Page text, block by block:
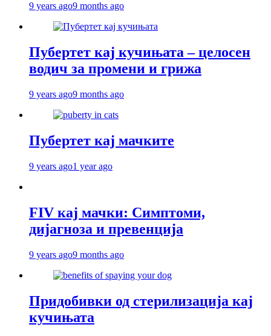
9 years ago9 months ago
Пубертет кај кучињата – целосен
водич за промени и грижа
9 years ago9 months ago
Пубертет кај мачките
9 years ago1 year ago
FIV кај мачки: Симптоми,
дијагноза и превенција
9 years ago9 months ago
Придобивки од стерилизација кај
кучињата